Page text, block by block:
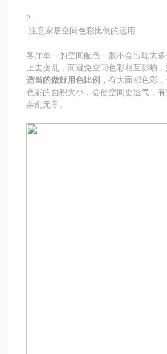
2
注意家居空间色彩比例的运用
客厅单一的空间配色一般不会出现太多色
上去变乱，而避免空间色彩相互影响，
适当的做好用色比例， 有大面积色彩
色彩的面积大小，会使空间更透气，有
杂乱无章。